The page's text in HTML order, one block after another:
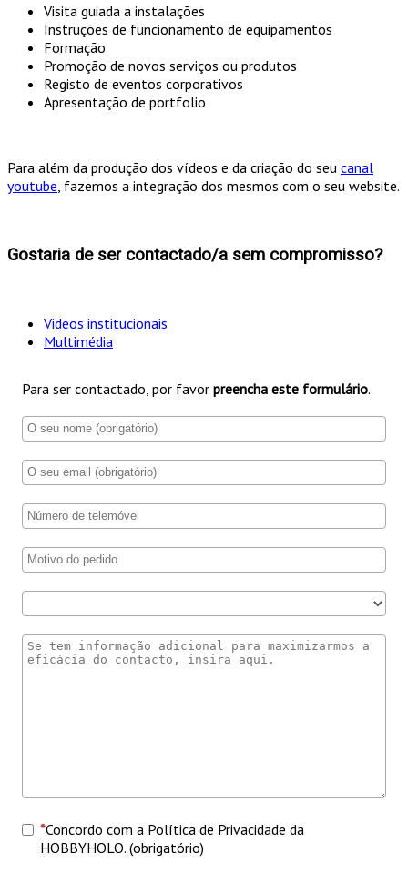
Visita guiada a instalações
Instruções de funcionamento de equipamentos
Formação
Promoção de novos serviços ou produtos
Registo de eventos corporativos
Apresentação de portfolio
Para além da produção dos vídeos e da criação do seu canal
youtube , fazemos a integração dos mesmos com o seu website.
Gostaria de ser contactado/a sem compromisso?
Videos institucionais
Multimédia
Para ser contactado, por favor preencha este formulário.
Concordo com a Política de Privacidade da
HOBBYHOLO. (obrigatório)